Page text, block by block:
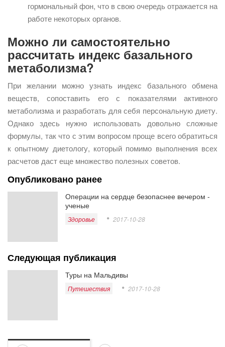
гормональный фон, что в свою очередь отражается на
работе некоторых органов.
Можно ли самостоятельно
рассчитать индекс базального
метаболизма?
При желании можно узнать индекс базального обмена
веществ, сопоставить его с показателями активного
метаболизма и разработать для себя персональную диету.
Однако здесь нужно использовать довольно сложные
формулы, так что с этим вопросом проще всего обратиться
к опытному диетологу, который помимо выполнения всех
расчетов даст еще множество полезных советов.
Опубликовано ранее
Операции на сердце безопаснее вечером -
ученые
Здоровье 2017-10-28
Следующая публикация
Туры на Мальдивы
Путешествия 2017-10-28